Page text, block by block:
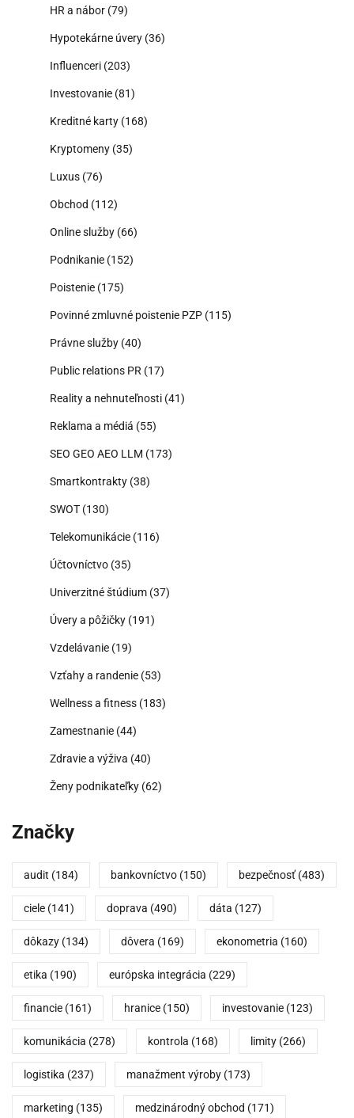
HR a nábor (79)
Hypotekárne úvery (36)
Influenceri (203)
Investovanie (81)
Kreditné karty (168)
Kryptomeny (35)
Luxus (76)
Obchod (112)
Online služby (66)
Podnikanie (152)
Poistenie (175)
Povinné zmluvné poistenie PZP (115)
Právne služby (40)
Public relations PR (17)
Reality a nehnuteľnosti (41)
Reklama a médiá (55)
SEO GEO AEO LLM (173)
Smartkontrakty (38)
SWOT (130)
Telekomunikácie (116)
Účtovníctvo (35)
Univerzitné štúdium (37)
Úvery a pôžičky (191)
Vzdelávanie (19)
Vzťahy a randenie (53)
Wellness a fitness (183)
Zamestnanie (44)
Zdravie a výživa (40)
Ženy podnikateľky (62)
Značky
audit (184) bankovníctvo (150) bezpečnosť (483)
ciele (141) doprava (490) dáta (127)
dôkazy (134) dôvera (169) ekonometria (160)
etika (190) európska integrácia (229)
financie (161) hranice (150) investovanie (123)
komunikácia (278) kontrola (168) limity (266)
logistika (237) manažment výroby (173)
marketing (135) medzinárodný obchod (171)